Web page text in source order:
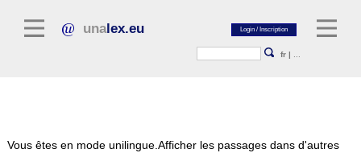
unalex.eu
fr |
Vous êtes en mode unilingue. Afficher les passages dans d'autres